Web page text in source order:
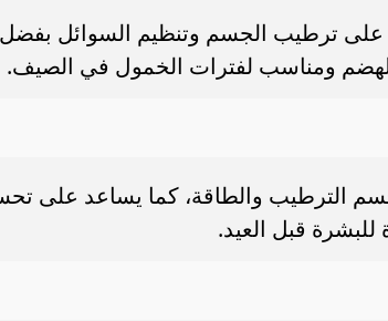
ترطيب الجسم وتنظيم السوائل بفضل
ومناسب لفترات الخمول في الصيف.
الترطيب والطاقة، كما يساعد على
للبشرة قبل العيد.